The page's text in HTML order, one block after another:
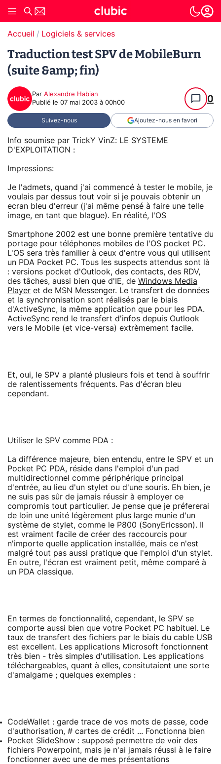
Accueil Logiciels & services
Traduction test SPV de MobileBurn
(suite &amp; fin)
Par Alexandre Habian
Publié le 07 mai 2003 à 00h00 0
Suivez-nous Ajoutez-nous en favori
Info soumise par TrickY VinZ: LE SYSTEME
D'EXPLOITATION :
Impressions:
Je l'admets, quand j'ai commencé à tester le mobile, je
voulais par dessus tout voir si je pouvais obtenir un
ecran bleu d'erreur (j'ai même pensé à faire une telle
image, en tant que blague). En réalité, l'OS
Smartphone 2002 est une bonne première tentative du
portage pour téléphones mobiles de l'OS pocket PC.
L'OS sera très familier à ceux d'entre vous qui utilisent
un PDA Pocket PC. Tous les suspects attendus sont là
: versions pocket d'Outlook, des contacts, des RDV,
des tâches, aussi bien que d'IE, de Windows Media
Player et de MSN Messenger. Le transfert de données
et la synchronisation sont réalisés par le biais
d'ActiveSync, la même application que pour les PDA.
ActiveSync rend le transfert d'infos depuis Outlook
vers le Mobile (et vice-versa) extrèmement facile.
Et, oui, le SPV a planté plusieurs fois et tend à souffrir
de ralentissements fréquents. Pas d'écran bleu
cependant.
Utiliser le SPV comme PDA :
La différence majeure, bien entendu, entre le SPV et un
Pocket PC PDA, réside dans l'emploi d'un pad
multidirectionnel comme périphérique principal
d'entrée, au lieu d'un stylet ou d'une souris. Eh bien, je
ne suis pas sûr de jamais réussir à employer ce
compromis tout particulier. Je pense que je préfererai
de loin une unité légèrement plus large munie d'un
système de stylet, comme le P800 (SonyEricsson). Il
est vraiment facile de créer des raccourcis pour
n'importe quelle application installée, mais ce n'est
malgré tout pas aussi pratique que l'emploi d'un stylet.
En outre, l'écran est vraiment petit, même comparé à
un PDA classique.
En termes de fonctionnalité, cependant, le SPV se
comporte aussi bien que votre Pocket PC habituel. Le
taux de transfert des fichiers par le biais du cable USB
est excellent. Les applications Microsoft fonctionnent
très bien - très simples d'utilisation. Les applications
téléchargeables, quant à elles, consitutaient une sorte
d'amalgame ; quelques exemples :
CodeWallet : garde trace de vos mots de passe, code
d'authorisation, # cartes de crédit ... Fonctionna bien
Pocket SlideShow : supposé permettre de voir des
fichiers Powerpoint, mais je n'ai jamais réussi à le faire
fonctionner avec une de mes présentations